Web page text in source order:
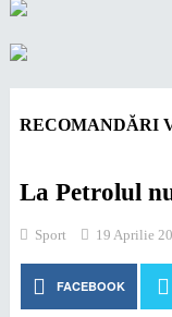
RECOMANDĂRI
La Petrolul
Sport 19 Aprilie
FACEBOOK